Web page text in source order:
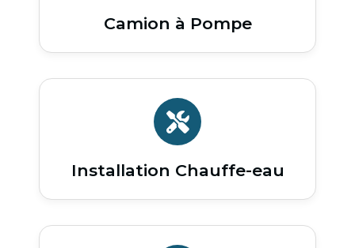
Camion à Pompe
Installation Chauffe-eau